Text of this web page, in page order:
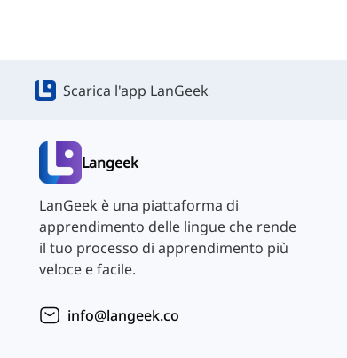
Scarica l'app LanGeek
Langeek
LanGeek è una piattaforma di
apprendimento delle lingue che rende
il tuo processo di apprendimento più
veloce e facile.
info@langeek.co